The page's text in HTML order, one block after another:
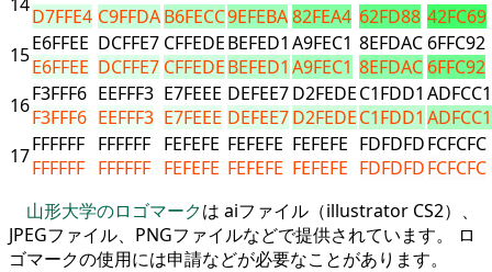
D7FFE4 C9FFDAB6FECC9EFEBA82FEA4 62FD88 42FC69
15E6FFEE
E6FFEE
DCFFE7
DCFFE7
CFFEDE
CFFEDE
BEFED1
BEFED1
A9FEC1
A9FEC1
8EFDAC
8EFDAC
6FFC92
6FFC92
16F3FFF6
F3FFF6
EEFFF3
EEFFF3
E7FEEE
E7FEEE
DEFEE7
DEFEE7
D2FEDE
D2FEDE
C1FDD1
C1FDD1
ADFCC1
ADFCC1
17FFFFFF
FFFFFF
FFFFFF
FFFFFF
FEFEFE
FEFEFE
FEFEFE
FEFEFE
FEFEFE
FEFEFE
FDFDFD
FDFDFD
FCFCFC
FCFCFC
山形大学のロゴマークは aiファイル（illustrator CS2）、
JPEGファイル、PNGファイルなどで提供されています。 ロ
ゴマークの使用には申請などが必要なことがあります。